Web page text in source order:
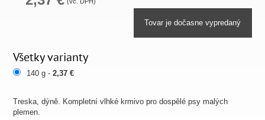
Treska, dýně. Kompletní vlhké krmivo pro dospělé psy malých
plemen.
Tovar je dočasne vypredaný
Všetky varianty
140 g -2,37 €